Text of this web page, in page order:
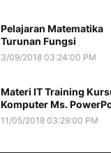
Pelajaran Matematika
Turunan Fungsi
3/09/2018 03:24:00 PM
Materi IT Training
Komputer Ms.
11/05/2018 03:29:00 PM